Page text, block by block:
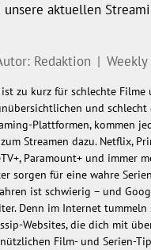
unsere aktuellen
Redaktion | Weekly
ist zu kurz für schlechte Filme
und schlecht
Plattformen, kommen
Streamen dazu. Netflix,
Paramount+ und immer
sorgen für eine wahre
ist schwierig – und
Denn im Internet tummeln
Websites, die dich mit
Film- und Serien-